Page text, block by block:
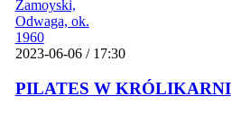
2023-06-06 / 17:30
PILATES W KRÓLIKARNI